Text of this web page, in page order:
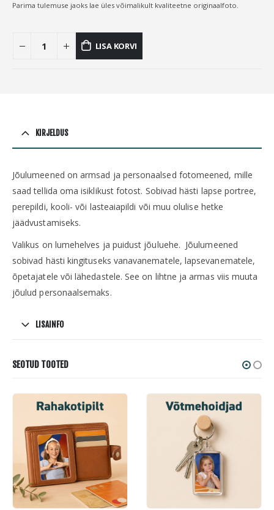
Parima tulemuse jaoks lae üles võimalikult kvaliteetne originaalfoto.
LISA KORVI
KIRJELDUS
Jõulumeened on armsad ja personaalsed fotomeened, mille
saad tellida oma isiklikust fotost. Sobivad hästi lapse portree,
perepildi, kooli- või lasteaiapildi või muu olulise hetke
jäädvustamiseks.
Valikus on lumehelves ja puidust jõuluehe. Jõulumeened
sobivad hästi kingituseks vanavanematele, lapsevanematele,
õpetajatele või lähedastele. See on lihtne ja armas viis muuta
jõulud personaalsemaks.
LISAINFO
SEOTUD TOOTED